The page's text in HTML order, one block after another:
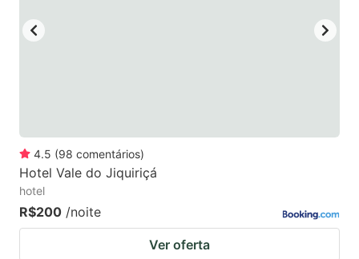
4.5 (98 comentários)
Hotel Vale do Jiquiriçá
hotel
R$200 /noite
Ver oferta